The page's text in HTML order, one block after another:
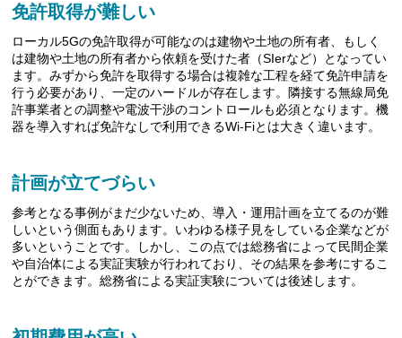
免許取得が難しい
ローカル5Gの免許取得が可能なのは建物や土地の所有者、もしく
は建物や土地の所有者から依頼を受けた者（SIerなど）となってい
ます。みずから免許を取得する場合は複雑な工程を経て免許申請を
行う必要があり、一定のハードルが存在します。隣接する無線局免
許事業者との調整や電波干渉のコントロールも必須となります。機
器を導入すれば免許なしで利用できるWi-Fiとは大きく違います。
計画が立てづらい
参考となる事例がまだ少ないため、導入・運用計画を立てるのが難
しいという側面もあります。いわゆる様子見をしている企業などが
多いということです。しかし、この点では総務省によって民間企業
や自治体による実証実験が行われており、その結果を参考にするこ
とができます。総務省による実証実験については後述します。